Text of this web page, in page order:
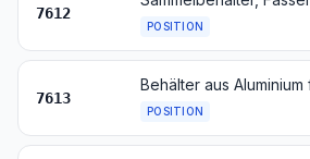
7612
POSITION
7613
POSITION